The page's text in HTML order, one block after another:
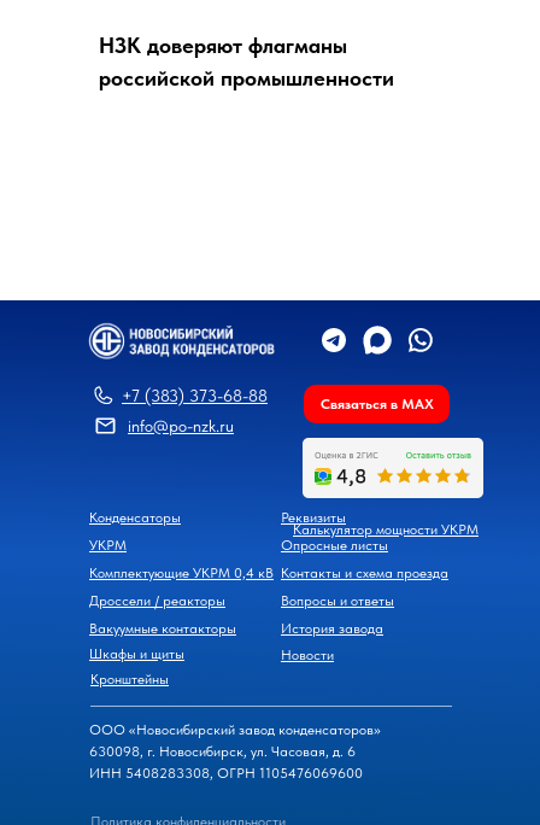
НЗК доверяют флагманы
российской промышленности
info@po-nzk.ru
Конденсаторы
УКРМ
Комплектующие УКРМ 0,4 кВ
Кронштейны
Шкафы и щиты
Вакуумные контакторы
Дроссели / реакторы
Реквизиты
Калькулятор мощности УКРМ
Опросные листы
Контакты и схема проезда
Вопросы и ответы
Новости
История завода
Политика конфиденциальности
ООО «Новосибирский завод конденсаторов»
630098, г. Новосибирск, ул. Часовая, д. 6
ИНН 5408283308, ОГРН 1105476069600
+7 (383) 373-68-88 Связаться в MAX